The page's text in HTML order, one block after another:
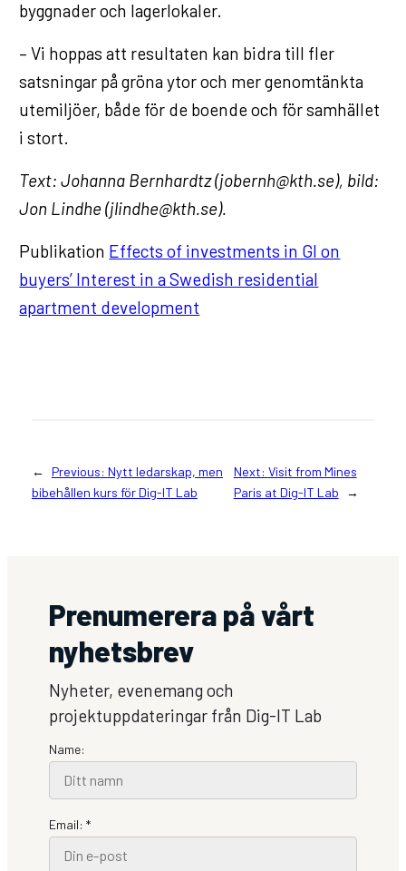
byggnader och lagerlokaler.
– Vi hoppas att resultaten kan bidra till fler
satsningar på gröna ytor och mer genomtänkta
utemiljöer, både för de boende och för samhället
i stort.
Text: Johanna Bernhardtz (jobernh@kth.se), bild:
Jon Lindhe (jlindhe@kth.se).
Publikation Effects of investments in GI on
buyers’ Interest in a Swedish residential
apartment development
← Previous: Nytt ledarskap, men
bibehållen kurs för Dig-IT Lab
Next: Visit from Mines
Paris at Dig-IT Lab
→
Prenumerera på vårt
nyhetsbrev
Nyheter, evenemang och
projektuppdateringar från Dig-IT Lab
Name:
Email: *